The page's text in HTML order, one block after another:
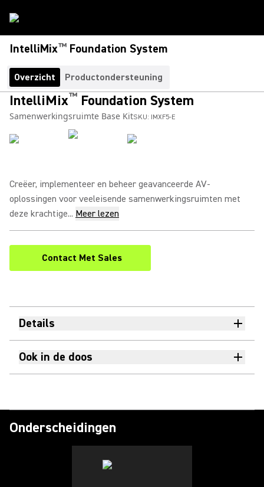
IntelliMix™ Foundation System
Overzicht Productondersteuning
IntelliMix™ Foundation System
Samenwerkingsruimte Base KitSKU: IMXF5-E
Creëer, implementeer en beheer geavanceerde AV-
oplossingen voor veeleisende samenwerkingsruimten met
deze krachtige... Meer lezen
Contact Met Sales
Details
Ook in de doos
Onderscheidingen